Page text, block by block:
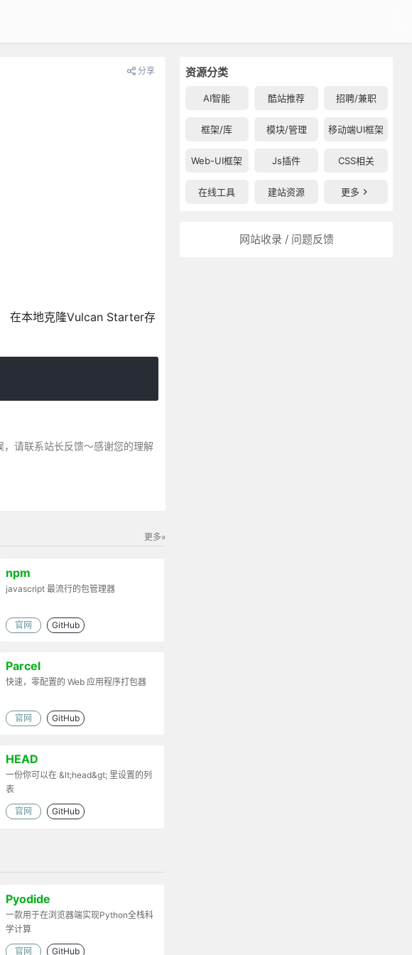
资源分类
AI智能 酷站推荐 招聘/兼职
框架/库 模块/管理 移动端UI框架
Web-UI框架 Js插件 CSS相关
在线工具 建站资源 更多
网站收录 / 问题反馈
分享
在本地克隆Vulcan Starter存
请联系站长反馈～感谢您的理解
更多»
npm
javascript 最流行的包管理器
官网 GitHub
Parcel
快速，零配置的 Web 应用程序打包器
官网 GitHub
HEAD
一份你可以在 &lt;head&gt; 里设置的列
表
官网 GitHub
Pyodide
一款用于在浏览器端实现Python全栈科
学计算
官网 GitHub